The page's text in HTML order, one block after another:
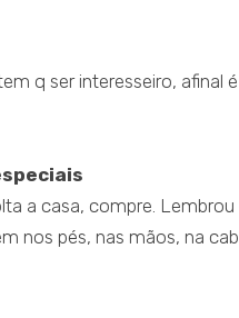
q ser interesseiro, afinal
a casa, compre.
nos pés, nas mãos, na